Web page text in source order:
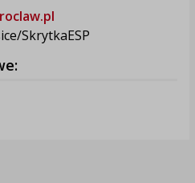
SkrytkaESP